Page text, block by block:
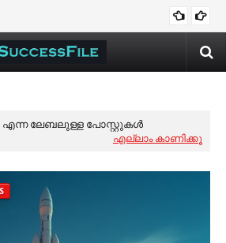
50 Basic GK Questions? Test Your
എന്ന ലേബലുള്ള പോസ്റ്റുകൾ
എല്ലാം കാണിക്കൂ